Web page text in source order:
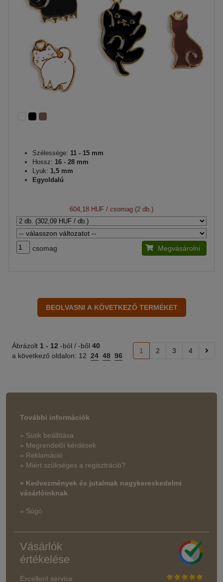
Szélessége: 11 - 15 mm
Hossz: 16 - 28 mm
Lyuk: 1,5 mm
Egyoldalú
604,18 HUF / csomag (2 db.)
csomag Megvásárolni
Ábrázolt 1 - 12 -ból / -ből 40
a következő oldalon: 12 24 48 96
1 2 3 4
További információk
» Sütik beállítása
» Megrendelői kérdések
» Reklamáció
» Miért szükséges a regisztráció?
» Kedvezmények és jutalmak nagykereskedelmi
vásárlóinknak
» Súgó
Vásárlók
értékelése
Excellent service